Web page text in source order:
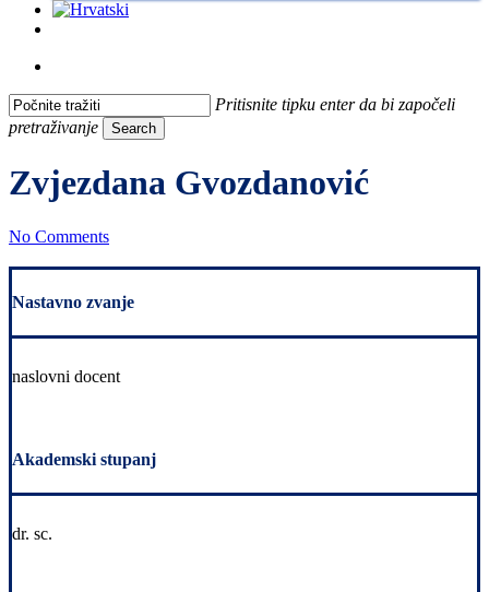
Pritisnite tipku enter da bi započeli
pretraživanje
Search
Search
Zvjezdana Gvozdanović
No Comments
Nastavno zvanje
naslovni docent
Akademski stupanj
dr. sc.